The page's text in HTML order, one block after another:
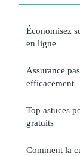
Économisez
en ligne
Assurance
efficacement
Top astuces
gratuits
Comment la